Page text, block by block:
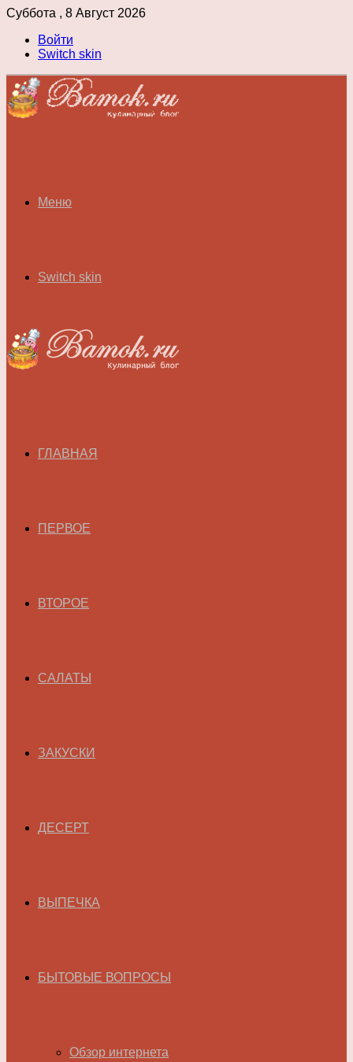
Суббота , 8 Август 2026
Войти
Switch skin
Меню
Switch skin
ГЛАВНАЯ
ПЕРВОЕ
ВТОРОЕ
САЛАТЫ
ЗАКУСКИ
ДЕСЕРТ
ВЫПЕЧКА
БЫТОВЫЕ ВОПРОСЫ
Обзор интернета